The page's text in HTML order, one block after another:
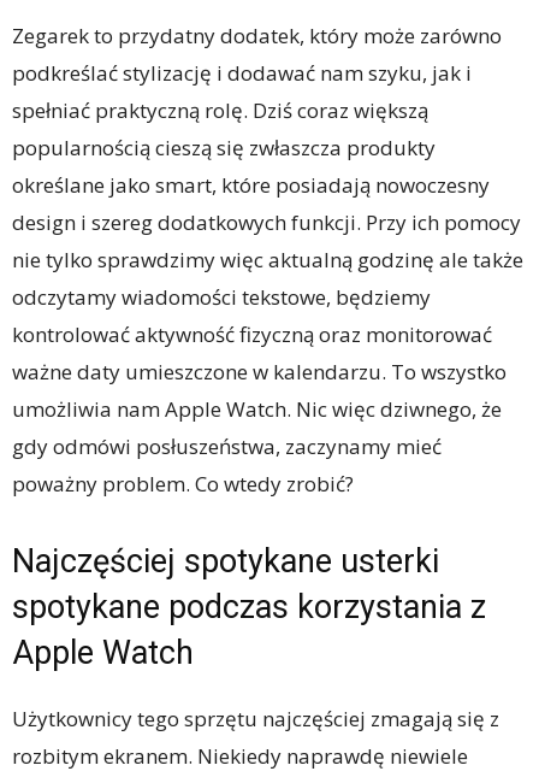
Zegarek to przydatny dodatek, który może zarówno
podkreślać stylizację i dodawać nam szyku, jak i
spełniać praktyczną rolę. Dziś coraz większą
popularnością cieszą się zwłaszcza produkty
określane jako smart, które posiadają nowoczesny
design i szereg dodatkowych funkcji. Przy ich pomocy
nie tylko sprawdzimy więc aktualną godzinę ale także
odczytamy wiadomości tekstowe, będziemy
kontrolować aktywność fizyczną oraz monitorować
ważne daty umieszczone w kalendarzu. To wszystko
umożliwia nam Apple Watch. Nic więc dziwnego, że
gdy odmówi posłuszeństwa, zaczynamy mieć
poważny problem. Co wtedy zrobić?
Najczęściej spotykane usterki
spotykane podczas korzystania z
Apple Watch
Użytkownicy tego sprzętu najczęściej zmagają się z
rozbitym ekranem. Niekiedy naprawdę niewiele